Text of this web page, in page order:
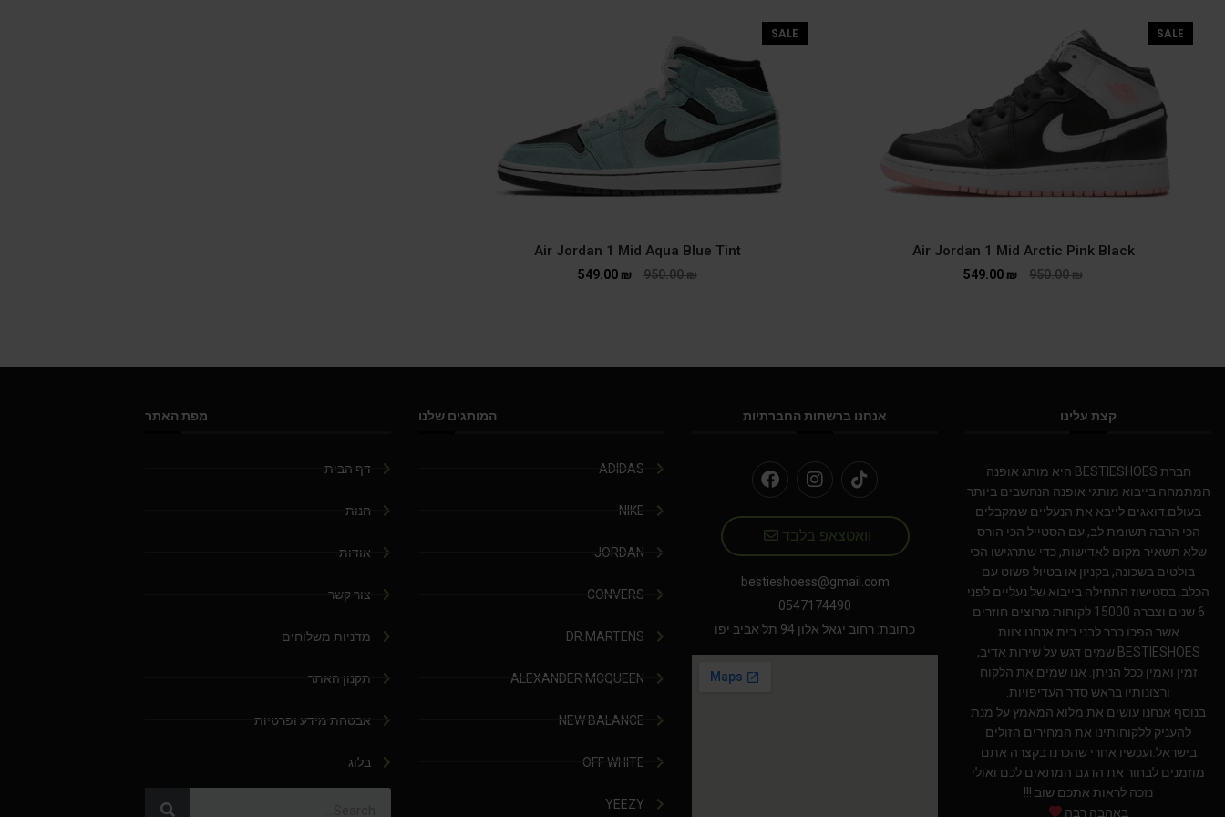
SALE
Air Jordan 1 Mid Arctic Pink Black
950.00₪
549.00 ₪
SALE
Air Jordan 1 Mid Aqua Blue Tint
950.00₪
549.00 ₪
קצת עלינו
חברת BESTIESHOES היא מותג אופנה
המתמחה בייבוא מותגי אופנה הנחשבים ביותר
בעולם.דואגים לייבא את הנעליים שמקבלים
הכי הרבה תשומת לב, עם הסטייל הכי הורס
שלא תשאיר מקום לאדישות, כדי שתרגישו הכי
בולטים בשכונה, בקניון או בטיול פשוט עם
הכלב. בסטישוז התחילה בייבוא של נעליים לפני
6 שנים וצברה 15000 לקוחות מרוצים חוזרים
אשר הפכו כבר לבני בית.אנחנו צוות
BESTIESHOES שמים דגש על שירות אדיב,
זמין ואמין ככל הניתן. אנו שמים את הלקוח
ורצונותיו בראש סדר העדיפויות.
בנוסף אנחנו עושים את מלוא המאמץ על מנת
להעניק ללקוחותינו את המחירים הזולים
בישראל.ועכשיו אחרי שהכרנו בקצרה אתם
מוזמנים לבחור את הדגם המתאים לכם ואולי
נזכה לראות אתכם שוב !!!
באהבה רבה
אנחנו ברשתות החברתיות
וואטצאפ בלבד
bestieshoess@gmail.com
0547174490
כתובת: רחוב יגאל אלון 94 תל אביב יפו
המותגים שלנו
ADIDAS
NIKE
JORDAN
CONVERS
DR.MARTENS
ALEXANDER MCQUEEN
NEW BALANCE
OFF WHITE
YEEZY
מפת האתר
דף הבית
חנות
אודות
צור קשר
מדניות משלוחים
תקנון האתר
אבטחת מידע ופרטיות
בלוג